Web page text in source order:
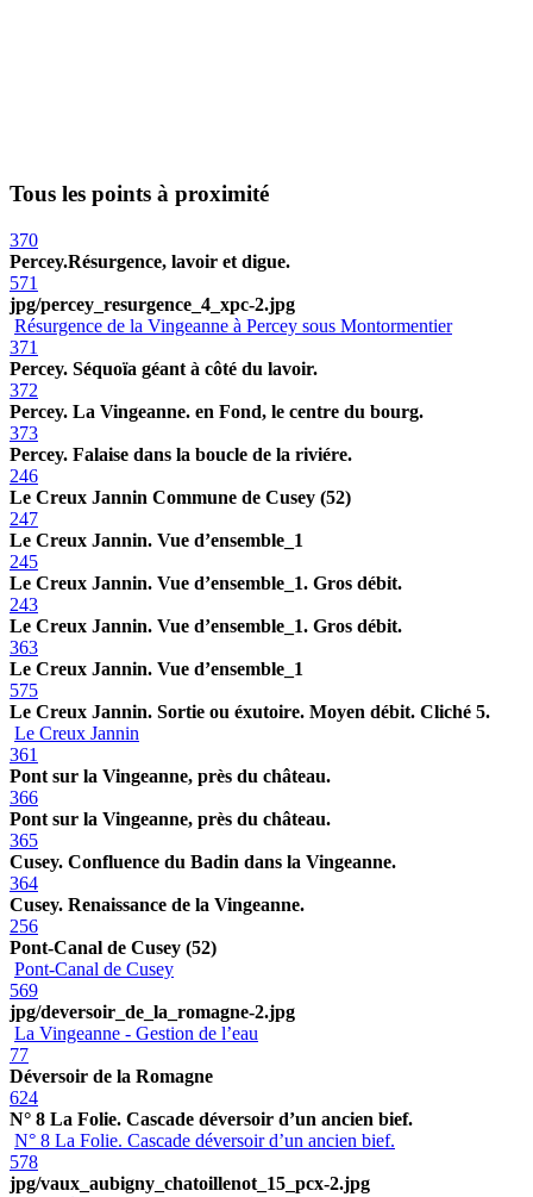
Tous les points à proximité
370
Percey.Résurgence, lavoir et digue.
571
jpg/percey_resurgence_4_xpc-2.jpg
Résurgence de la Vingeanne à Percey sous Montormentier
371
Percey. Séquoïa géant à côté du lavoir.
372
Percey. La Vingeanne. en Fond, le centre du bourg.
373
Percey. Falaise dans la boucle de la riviére.
246
Le Creux Jannin Commune de Cusey (52)
247
Le Creux Jannin. Vue d’ensemble_1
245
Le Creux Jannin. Vue d’ensemble_1. Gros débit.
243
Le Creux Jannin. Vue d’ensemble_1. Gros débit.
363
Le Creux Jannin. Vue d’ensemble_1
575
Le Creux Jannin. Sortie ou éxutoire. Moyen débit. Cliché 5.
Le Creux Jannin
361
Pont sur la Vingeanne, près du château.
366
Pont sur la Vingeanne, près du château.
365
Cusey. Confluence du Badin dans la Vingeanne.
364
Cusey. Renaissance de la Vingeanne.
256
Pont-Canal de Cusey (52)
Pont-Canal de Cusey
569
jpg/deversoir_de_la_romagne-2.jpg
La Vingeanne - Gestion de l’eau
77
Déversoir de la Romagne
624
N° 8 La Folie. Cascade déversoir d’un ancien bief.
N° 8 La Folie. Cascade déversoir d’un ancien bief.
578
jpg/vaux_aubigny_chatoillenot_15_pcx-2.jpg